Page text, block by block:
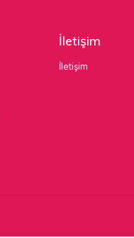
İletişim
İletişim